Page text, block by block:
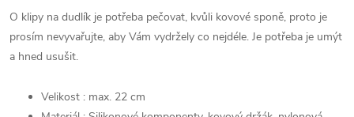
O klipy na dudlík je potřeba pečovat, kvůli kovové sponě, proto je
prosím nevyvařujte, aby Vám vydržely co nejdéle. Je potřeba je umýt
a hned usušit.
Velikost : max. 22 cm